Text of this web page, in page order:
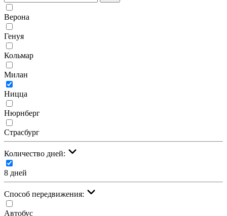
Верона
Генуя
Кольмар
Милан
Ницца
Нюрнберг
Страсбург
Количество дней:
8 дней
Cпособ передвижения:
Автобус